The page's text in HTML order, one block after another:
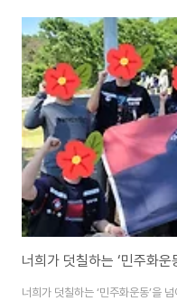
너희가 덧칠하는 ‘민주화운동’을